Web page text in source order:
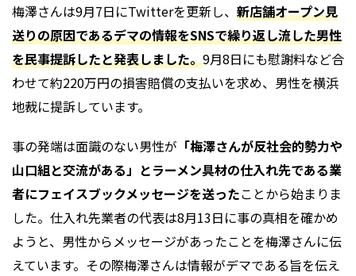
梅澤さんは9月7日にTwitterを更新し、 新店舗オープン見
送りの原因であるデマの情報をSNSで繰り返し流した男性
を民事提訴したと発表しました。9月8日にも慰謝料など合
わせて約220万円の損害賠償の支払いを求め、男性を横浜
地裁に提訴しています。
事の発端は面識のない男性が 「梅澤さんが反社会的勢力や
山口組と交流がある」とラーメン具材の仕入れ先である業
者にフェイスブックメッセージを送ったことから始まりま
した。仕入れ先業者の代表は8月13日に事の真相を確かめ
ようと、男性からメッセージがあったことを梅澤さんに伝
えています。その際梅澤さんは情報がデマである旨を伝え